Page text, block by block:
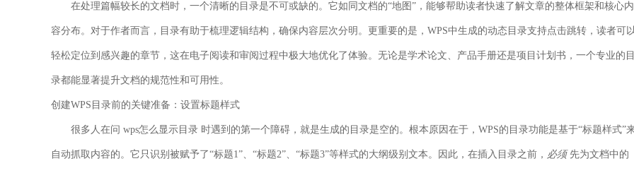
在处理篇幅较长的文档时，一个清晰的目录是不可或缺的。它如同文档的“地图”，能够帮助读者快速了解文章的整体框架和核心内
容分布。对于作者而言，目录有助于梳理逻辑结构，确保内容层次分明。更重要的是，WPS中生成的动态目录支持点击跳转，读者可
轻松定位到感兴趣的章节，这在电子阅读和审阅过程中极大地优化了体验。无论是学术论文、产品手册还是项目计划书，一个专业的目
录都能显著提升文档的规范性和可用性。
创建WPS目录前的关键准备：设置标题样式
很多人在问 wps怎么显示目录 时遇到的第一个障碍，就是生成的目录是空的。根本原因在于，WPS的目录功能是基于“标题样式”
自动抓取内容的。它只识别被赋予了“标题1”、“标题2”、“标题3”等样式的大纲级别文本。因此，在插入目录之前， 必须先为文档中的